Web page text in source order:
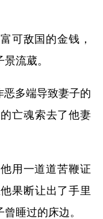
可敌国的金钱，
流葳。
恶多端导致妻子的
亡魂索去了他妻
用一道道苦鞭证
果断让出了手里
睡过的床边。